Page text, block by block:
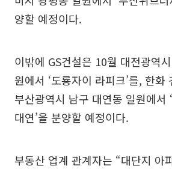
양할 예정이다.
이밖에 GS건설은 10월 대전광역
원에서 ‘도룡자이 라피크’를, 한화
부산광역시 남구 대연동 일원에서
대연’을 분양할 예정이다.
부동산 업계 관계자는 “대단지 아